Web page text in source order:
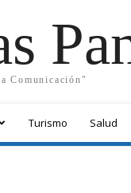
Comunicación"
Turismo Salud